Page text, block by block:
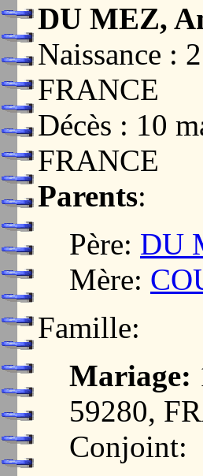
DU MEZ,
Naissance :
FRANCE
Décès : 10
FRANCE
Parents:
Père: DU
Mère:
Famille:
Mariage:
59280,
Conjoint: